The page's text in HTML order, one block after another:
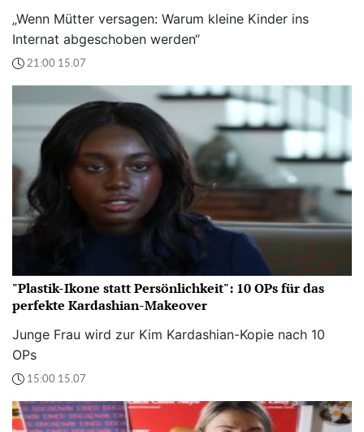
„Wenn Mütter versagen: Warum kleine Kinder ins
Internat abgeschoben werden“
21:00 15.07
"Plastik-Ikone statt Persönlichkeit": 10 OPs für das
perfekte Kardashian-Makeover
Junge Frau wird zur Kim Kardashian-Kopie nach 10
OPs
15:00 15.07